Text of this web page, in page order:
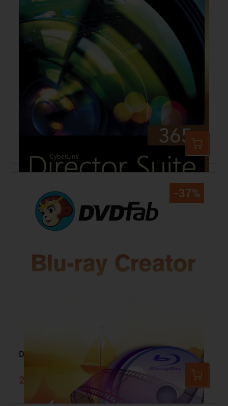
CyberLink Director Suite 365 - 1 Jahr
-37%
DVDFab Blu-ray Creator für Mac - 2 Jahre
29,99 €